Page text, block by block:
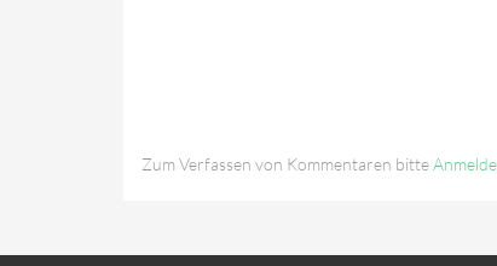
Zum Verfassen von Kommentaren bitte